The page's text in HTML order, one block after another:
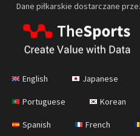
Dane piłkarskie dostarczane
English Japanese
Portuguese Korean
Spanish French